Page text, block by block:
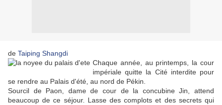
de Taiping Shangdi
Chaque année, au printemps, la cour
impériale quitte la Cité interdite pour
se rendre au Palais d'été, au nord de Pékin.
Sourcil de Paon, dame de cour de la concubine Jin, attend
beaucoup de ce séjour. Lasse des complots et des secrets qui